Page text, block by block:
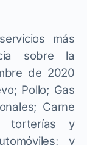
más
sobre la
de 2020
Pollo; Gas
Carne
torterías y
y